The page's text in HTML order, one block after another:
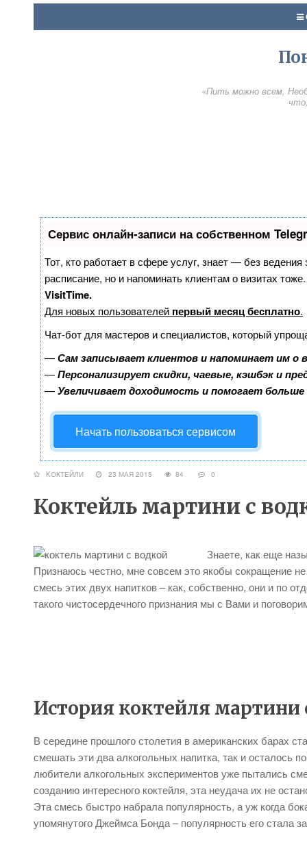
«Пить можно всем,
Сервис онлайн-записи на собственном
Тот, кто работает в сфере услуг, знает — без
расписание, но и напоминать клиентам о визитах
VisitTime.
Для новых пользователей первый месяц бесплатно.
Чат-бот для мастеров и специалистов, который
—Сам записывает клиентов и напоминает им о
—Персонализирует скидки, чаевые, кэшбэк и
—Увеличивает доходимость и помогает
Начать пользоваться сервисом
KОКТЕЙЛИ 23 МАЯ 2015 84 0
Коктейль мартини с
Знаете, как еще
Признаюсь честно, мне совсем это якобы сокращение
смесь этих двух напитков – как, собственно, они и по
такого чистосердечного признания мы с Вами и
История коктейля мартини
В середине прошлого столетия в американских барах
смешать эти два алкогольных напитка, так и осталось
любители алкогольных экспериментов уже пытались
созданию интересного коктейля, эта неудача их не
Эта смесь быстро набрала популярность, а уж когда
упомянутого Джеймса Бонда – популярность его стала